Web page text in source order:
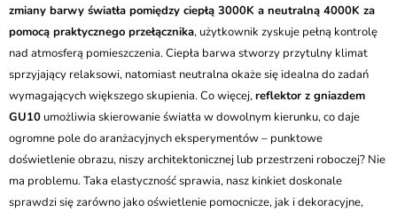
zmiany barwy światła pomiędzy ciepłą 3000K a neutralną 4000K za
pomocą praktycznego przełącznika, użytkownik zyskuje pełną kontrolę
nad atmosferą pomieszczenia. Ciepła barwa stworzy przytulny klimat
sprzyjający relaksowi, natomiast neutralna okaże się idealna do zadań
wymagających większego skupienia. Co więcej,reflektor z gniazdem
GU10 umożliwia skierowanie światła w dowolnym kierunku, co daje
ogromne pole do aranżacyjnych eksperymentów – punktowe
doświetlenie obrazu, niszy architektonicznej lub przestrzeni roboczej? Nie
ma problemu. Taka elastyczność sprawia, nasz kinkiet doskonale
sprawdzi się zarówno jako oświetlenie pomocnicze, jak i dekoracyjne,